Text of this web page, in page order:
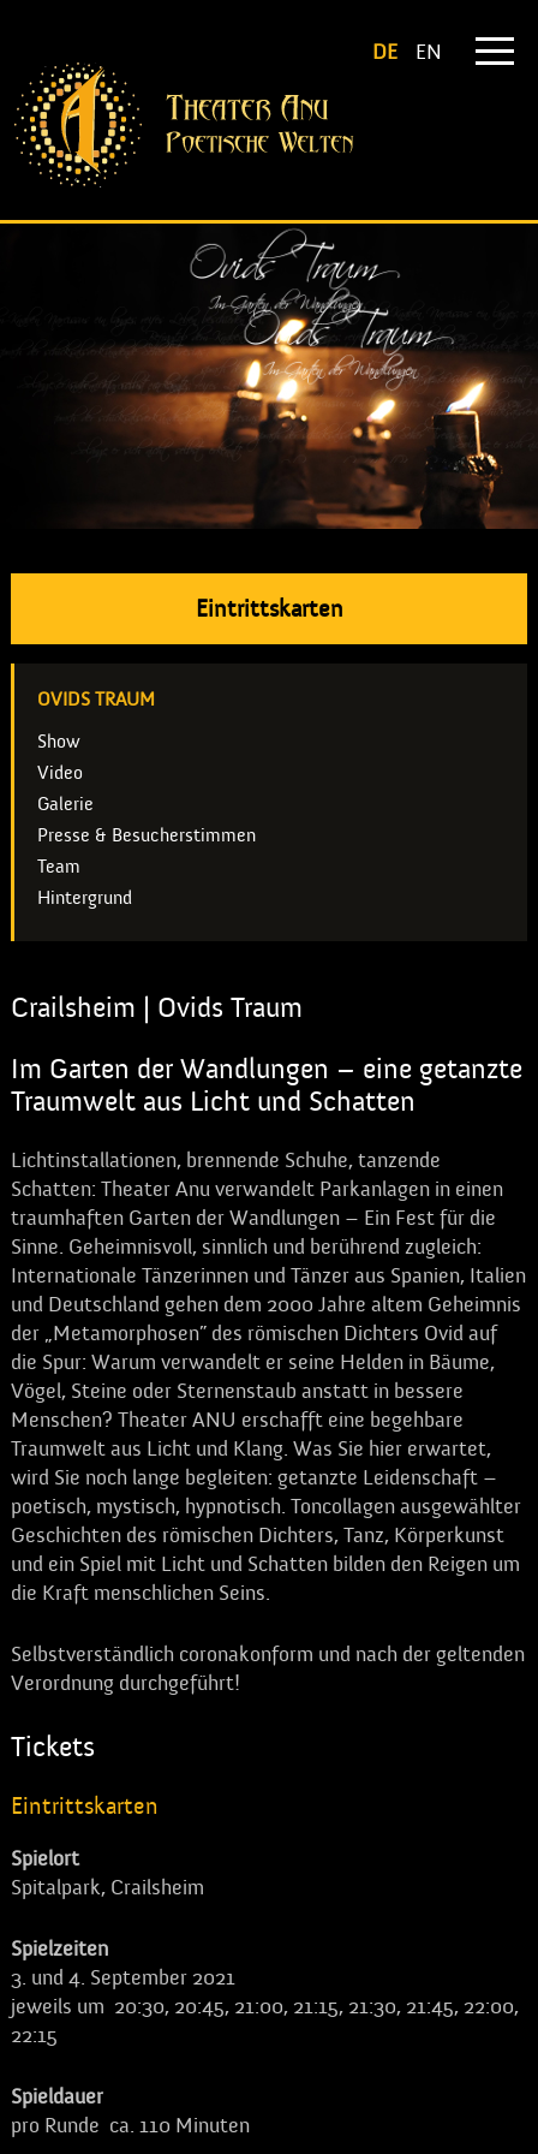
DE EN
Eintrittskarten
OVIDS TRAUM
Show
Video
Galerie
Presse & Besucherstimmen
Team
Hintergrund
Crailsheim | Ovids Traum
Im Garten der Wandlungen – eine getanzte
Traumwelt aus Licht und Schatten
Lichtinstallationen, brennende Schuhe, tanzende
Schatten: Theater Anu verwandelt Parkanlagen in einen
traumhaften Garten der Wandlungen – Ein Fest für die
Sinne. Geheimnisvoll, sinnlich und berührend zugleich:
Internationale Tänzerinnen und Tänzer aus Spanien, Italien
und Deutschland gehen dem 2000 Jahre altem Geheimnis
der „Metamorphosen” des römischen Dichters Ovid auf
die Spur: Warum verwandelt er seine Helden in Bäume,
Vögel, Steine oder Sternenstaub anstatt in bessere
Menschen? Theater ANU erschafft eine begehbare
Traumwelt aus Licht und Klang. Was Sie hier erwartet,
wird Sie noch lange begleiten: getanzte Leidenschaft –
poetisch, mystisch, hypnotisch. Toncollagen ausgewählter
Geschichten des römischen Dichters, Tanz, Körperkunst
und ein Spiel mit Licht und Schatten bilden den Reigen um
die Kraft menschlichen Seins.
Selbstverständlich coronakonform und nach der geltenden
Verordnung durchgeführt!
Tickets
Eintrittskarten
Spielort
Spitalpark, Crailsheim
Spielzeiten
3. und 4. September 2021
jeweils um 20:30, 20:45, 21:00, 21:15, 21:30, 21:45, 22:00,
22:15
Spieldauer
pro Runde ca. 110 Minuten